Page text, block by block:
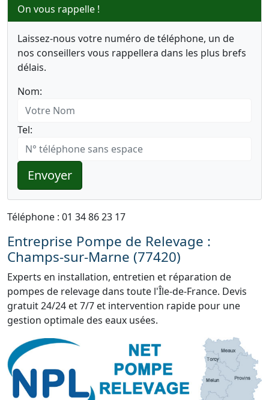
On vous rappelle !
Laissez-nous votre numéro de téléphone, un de
nos conseillers vous rappellera dans les plus brefs
délais.
Nom:
Tel:
Envoyer
Téléphone : 01 34 86 23 17
Entreprise Pompe de Relevage :
Champs-sur-Marne (77420)
Experts en installation, entretien et réparation de
pompes de relevage dans toute l'Île-de-France. Devis
gratuit 24/24 et 7/7 et intervention rapide pour une
gestion optimale des eaux usées.